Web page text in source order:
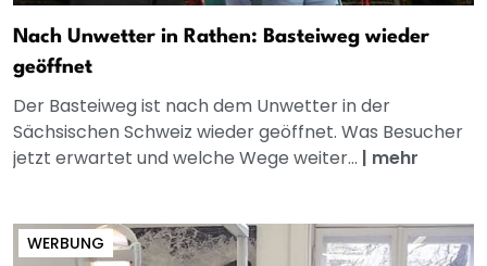
Nach Unwetter in Rathen: Basteiweg wieder
geöffnet
Der Basteiweg ist nach dem Unwetter in der
Sächsischen Schweiz wieder geöffnet. Was Besucher
jetzt erwartet und welche Wege weiter... | mehr
WERBUNG